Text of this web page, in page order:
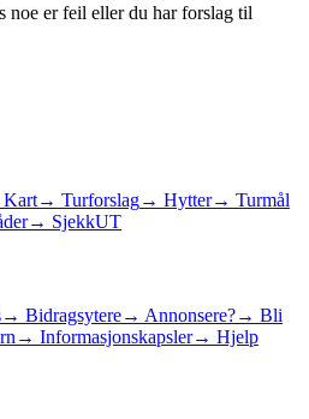
noe er feil eller du har forslag til
→ Turforslag→ Hytter→ Turmål
→ SjekkUT
→ Bidragsytere→ Annonsere?→ Bli
→ Informasjonskapsler→ Hjelp